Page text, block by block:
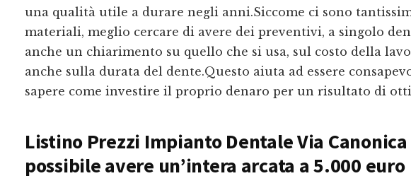
una qualità utile a durare negli anni.Siccome ci sono
materiali, meglio cercare di avere dei preventivi, a singolo
anche un chiarimento su quello che si usa, sul costo della
anche sulla durata del dente.Questo aiuta ad essere
sapere come investire il proprio denaro per un risultato di
Listino Prezzi Impianto Dentale Via
possibile avere un’intera arcata a 5.000 euro